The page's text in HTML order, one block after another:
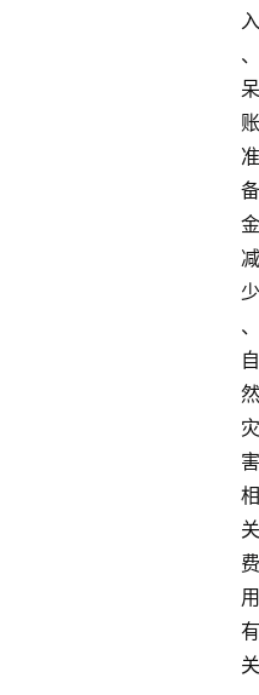
入
、
呆
账
准
备
金
减
少
、
自
然
灾
害
相
关
费
用
有
关